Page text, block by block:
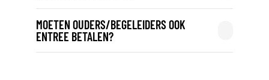
MOETEN OUDERS/BEGELEIDERS OOK
ENTREE BETALEN?